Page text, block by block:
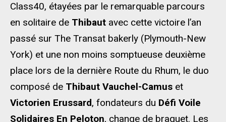
Class40, étayées par le remarquable parcours
en solitaire de Thibaut avec cette victoire l’an
passé sur The Transat bakerly (Plymouth-New
York) et une non moins somptueuse deuxième
place lors de la dernière Route du Rhum, le duo
composé de Thibaut Vauchel-Camus et
Victorien Erussard, fondateurs du Défi Voile
Solidaires En Peloton, change de braquet. Les